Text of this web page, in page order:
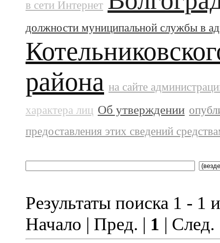
в сети Интернет
должности муниципальной службы в
района на сайте
характера лиц Об утверждении
предоставления этих сведений
Результаты поиска 1 - 1
Начало | Пред. | 1 |